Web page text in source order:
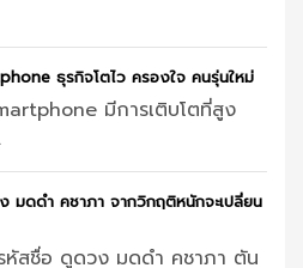
ธุรกิจโตไว ครองใจ คนรุ่นใหม่
มีการเติบโตที่สูง
มดดำ คชาภา จากวิกฤติหนักจะเปลี่ยน
สชื่อ ดูดวง มดดำ คชาภา ตัน